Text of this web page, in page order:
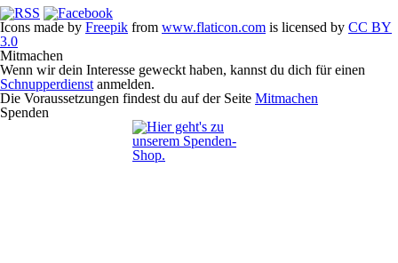
Icons made by Freepik from www.flaticon.com is licensed by CC BY
3.0
Mitmachen
Wenn wir dein Interesse geweckt haben, kannst du dich für einen
Schnupperdienst anmelden.
Die Voraussetzungen findest du auf der Seite Mitmachen
Spenden